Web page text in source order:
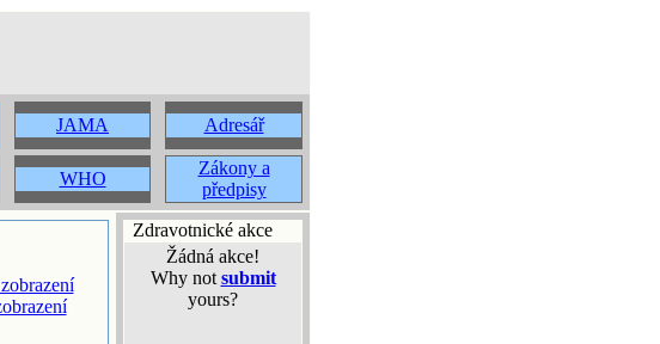
JAMA Adresář
WHO
Zákony a
předpisy
Zdravotnické akce
Žádná akce!
Why not submit
yours?